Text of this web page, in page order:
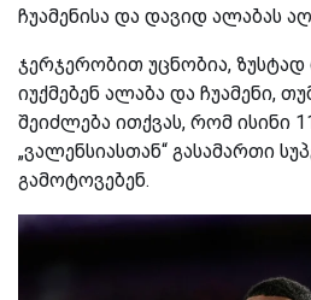
ჩუამენისა და დავიდ ალაბას
ჯერჯერობით უცნობია, ზუსტად
იუქმებენ ალაბა და ჩუამენი,
შეიძლება ითქვას, რომ ისინი
„ვალენსიასთან“ გასამართი
გამოტოვებენ.